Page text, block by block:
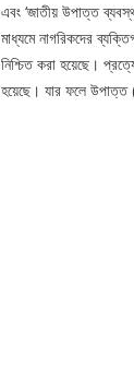
এবং ‘জাতীয় উপাত্ত
মাধ্যমে নাগরিকদের
নিশ্চিত করা হয়েছে।
হয়েছে। যার ফলে উপাত্ত